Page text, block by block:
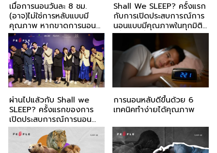
เมื่อการนอนวันละ 8 ชม.
(อาจ)ไม่ใช่การหลับแบบมี
คุณภาพ หากขาดการนอน
หลับในช่วงเวลาเดิมทุกวัน
Shall We SLEEP? ครั้งแรก
กับการเปิดประสบการณ์การ
นอนแบบมีคุณภาพในทุกมิติ
เพื่อชีวิตที่ดี
ผ่านไปแล้วกับ Shall we
SLEEP? ครั้งแรกของการ
เปิดประสบการณ์การนอน
หลับ
การนอนหลับดีขึ้นด้วย 6
เทคนิคทำง่ายได้คุณภาพ